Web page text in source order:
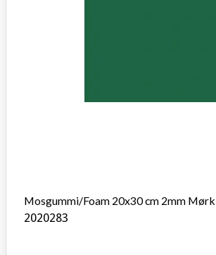
Mosgummi/Foam 20x30 cm 2mm
2020283